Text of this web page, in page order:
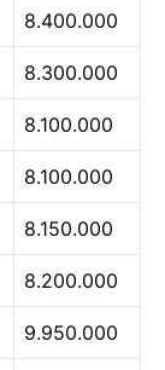
8.400.000
8.300.000
8.100.000
8.100.000
8.150.000
8.200.000
9.950.000